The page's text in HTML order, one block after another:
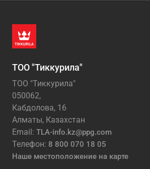
ТОО "Тиккурила"
ТОО "Тиккурила"
050062,
Кабдолова, 16
Алматы, Казахстан
Email: TLA-info.kz@ppg.com
Телефон: 8 800 070 18 05
Наше местоположение на карте